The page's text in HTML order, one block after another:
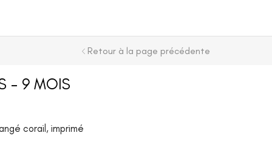
Retour à la page précédente
– 9 MOIS
corail, imprimé